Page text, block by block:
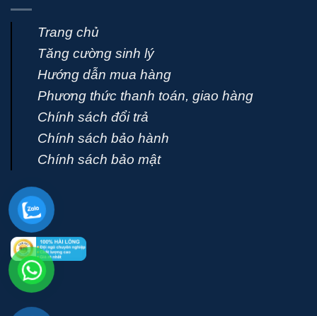
Trang chủ
Tăng cường sinh lý
Hướng dẫn mua hàng
Phương thức thanh toán, giao hàng
Chính sách đổi trả
Chính sách bảo hành
Chính sách bảo mật